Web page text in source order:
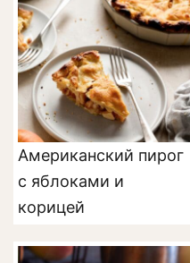
Американский пирог
с яблоками и
корицей